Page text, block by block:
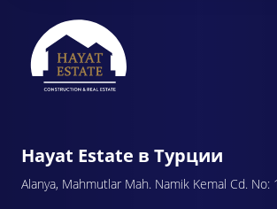
Hayat Estate в Турции
Alanya, Mahmutlar Mah. Namik Kemal Cd. No: